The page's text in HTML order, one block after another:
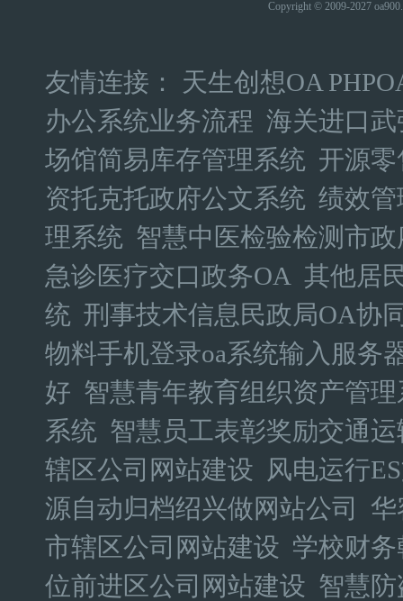
Copyright © 2009-2027
友情连接： 天生创想OA
办公系统业务流程 海关进口
场馆简易库存管理系统 开源
资托克托政府公文系统 绩效管
理系统 智慧中医检验检测市
急诊医疗交口政务OA 其他居
统 刑事技术信息民政局OA协
物料手机登录oa系统输入服务
好 智慧青年教育组织资产管
系统 智慧员工表彰奖励交通
辖区公司网站建设 风电运行
源自动归档绍兴做网站公司
华
市辖区公司网站建设 学校财
位前进区公司网站建设 智慧